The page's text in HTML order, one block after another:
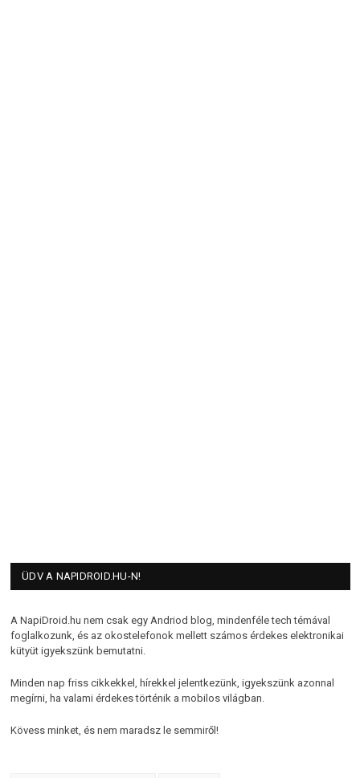
ÜDV A NAPIDROID.HU-N!
A NapiDroid.hu nem csak egy Andriod blog, mindenféle tech témával
foglalkozunk, és az okostelefonok mellett számos érdekes elektronikai
kütyüt igyekszünk bemutatni.
Minden nap friss cikkekkel, hírekkel jelentkezünk, igyekszünk azonnal
megírni, ha valami érdekes történik a mobilos világban.
Kövess minket, és nem maradsz le semmiről!